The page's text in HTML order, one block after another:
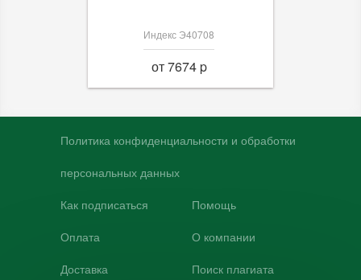
Индекс Э40708
от 7674 p
Политика конфиденциальности и обработки
персональных данных
Как подписаться
Оплата
Доставка
Помощь
О компании
Поиск плагиата